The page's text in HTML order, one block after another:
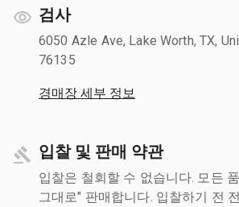
검사
6050 Azle Ave, Lake Worth, TX,
76135
경매장 세부 정보
입찰 및 판매 약관
입찰은 철회할 수 없습니다. 모든
그대로" 판매합니다. 입찰하기 전